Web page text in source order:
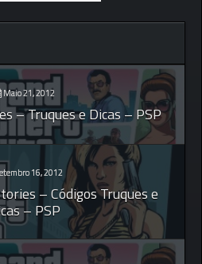
Maio 21, 2012
– Truques e Dicas – PSP
16, 2012
– Códigos Truques e
– PSP